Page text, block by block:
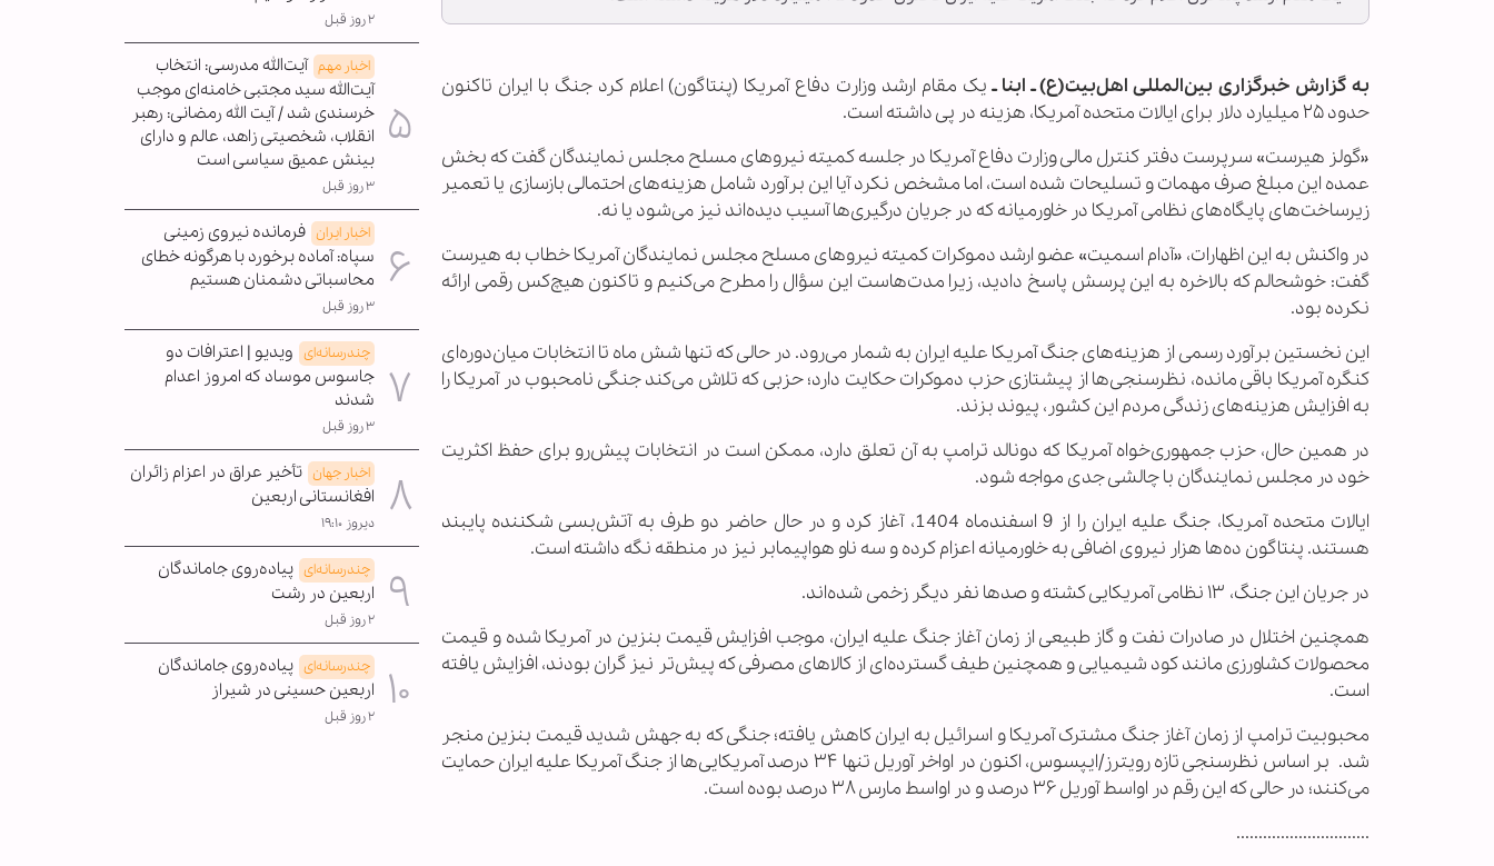
به گزارش خبرگزاری بین‌المللی اهل‌بیت(ع) ـ ابنا ـ یک مقام ارشد وزارت دفاع آمریکا (پنتاگون) اعلام کرد جنگ با ایران تاکنون
حدود ۲۵ میلیارد دلار برای ایالات متحده آمریکا، هزینه در پی داشته است.
«گولز هیرست» سرپرست دفتر کنترل مالی وزارت دفاع آمریکا در جلسه کمیته نیروهای مسلح مجلس نمایندگان گفت که بخش
عمده این مبلغ صرف مهمات و تسلیحات شده است، اما مشخص نکرد آیا این برآورد شامل هزینه‌های احتمالی بازسازی یا تعمیر
زیرساخت‌های پایگاه‌های نظامی آمریکا در خاورمیانه که در جریان درگیری‌ها آسیب دیده‌اند نیز می‌شود یا نه.
در واکنش به این اظهارات، «آدام اسمیت» عضو ارشد دموکرات کمیته نیروهای مسلح مجلس نمایندگان آمریکا خطاب به هیرست
گفت: خوشحالم که بالاخره به این پرسش پاسخ دادید، زیرا مدت‌هاست این سؤال را مطرح می‌کنیم و تاکنون هیچ‌کس رقمی ارائه
نکرده بود.
این نخستین برآورد رسمی از هزینه‌های جنگ آمریکا علیه ایران به شمار می‌رود. در حالی که تنها شش ماه تا انتخابات میان‌دوره‌ای
کنگره آمریکا باقی مانده، نظرسنجی‌ها از پیشتازی حزب دموکرات حکایت دارد؛ حزبی که تلاش می‌کند جنگی نامحبوب در آمریکا را
به افزایش هزینه‌های زندگی مردم این کشور، پیوند بزند.
در همین حال، حزب جمهوری‌خواه آمریکا که دونالد ترامپ به آن تعلق دارد، ممکن است در انتخابات پیش‌رو برای حفظ اکثریت
خود در مجلس نمایندگان با چالشی جدی مواجه شود.
ایالات متحده آمریکا، جنگ علیه ایران را از 9 اسفندماه 1404، آغاز کرد و در حال حاضر دو طرف به آتش‌بسی شکننده پایبند
هستند. پنتاگون ده‌ها هزار نیروی اضافی به خاورمیانه اعزام کرده و سه ناو هواپیمابر نیز در منطقه نگه داشته است.
در جریان این جنگ، ۱۳ نظامی آمریکایی کشته و صدها نفر دیگر زخمی شده‌اند.
همچنین اختلال در صادرات نفت و گاز طبیعی از زمان آغاز جنگ علیه ایران، موجب افزایش قیمت بنزین در آمریکا شده و قیمت
محصولات کشاورزی مانند کود شیمیایی و همچنین طیف گسترده‌ای از کالاهای مصرفی که پیش‌تر نیز گران بودند، افزایش یافته
است.
محبوبیت ترامپ از زمان آغاز جنگ مشترک آمریکا و اسرائیل به ایران کاهش یافته؛ جنگی که به جهش شدید قیمت بنزین منجر
شد. بر اساس نظرسنجی تازه رویترز/ایپسوس، اکنون در اواخر آوریل تنها ۳۴ درصد آمریکایی‌ها از جنگ آمریکا علیه ایران حمایت
می‌کنند؛ در حالی که این رقم در اواسط آوریل ۳۶ درصد و در اواسط مارس ۳۸ درصد بوده است.
..............................
۲ روز قبل
اخبار مهم آیت‌الله مدرسی: انتخاب
آیت‌الله سید مجتبی خامنه‌ای موجب
خرسندی شد / آیت الله رمضانی: رهبر
انقلاب، شخصیتی زاهد، عالم و دارای
بینش عمیق سیاسی است
۳ روز قبل
اخبار ایران فرمانده نیروی زمینی
سپاه: آماده برخورد با هرگونه خطای
محاسباتی دشمنان هستیم
۳ روز قبل
چندرسانه‌ای ویدیو | اعترافات دو
جاسوس موساد که امروز اعدام
شدند
۳ روز قبل
اخبار جهان تأخیر عراق در اعزام زائران
افغانستانی اربعین
دیروز ۱۹:۱۰
چندرسانه‌ای پیاده‌روی جاماندگان
اربعین در رشت
۲ روز قبل
چندرسانه‌ای پیاده‌روی جاماندگان
اربعین حسینی در شیراز
۲ روز قبل